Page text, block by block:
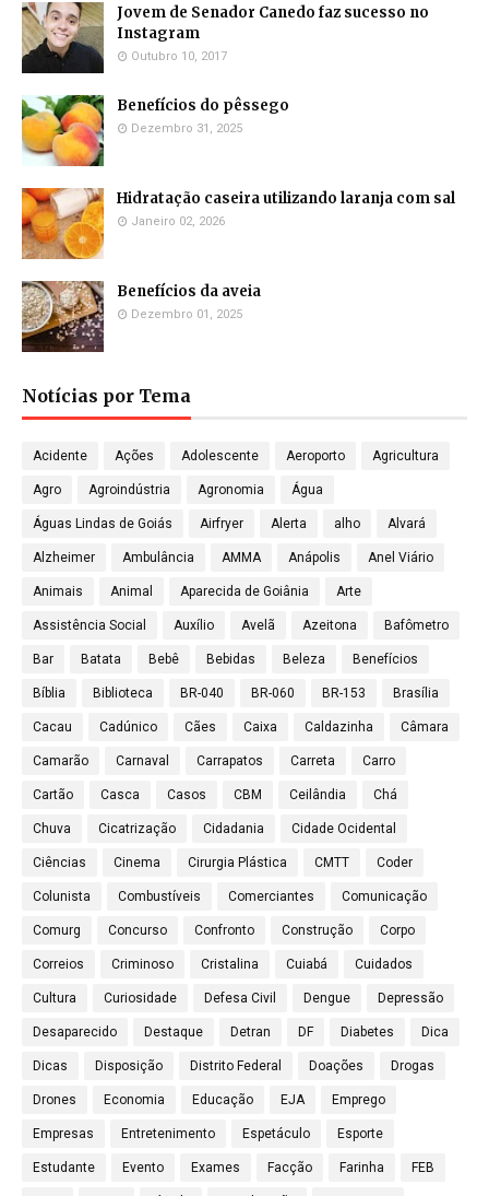
Jovem de Senador Canedo faz sucesso no
Instagram
Outubro 10, 2017
Benefícios do pêssego
Dezembro 31, 2025
Hidratação caseira utilizando laranja com sal
Janeiro 02, 2026
Benefícios da aveia
Dezembro 01, 2025
Notícias por Tema
Acidente Ações Adolescente Aeroporto Agricultura
Agro Agroindústria Agronomia Água
Águas Lindas de Goiás Airfryer Alerta alho Alvará
Alzheimer Ambulância AMMA Anápolis Anel Viário
Animais Animal Aparecida de Goiânia Arte
Assistência Social Auxílio Avelã Azeitona Bafômetro
Bar Batata Bebê Bebidas Beleza Benefícios
Bíblia Biblioteca BR-040 BR-060 BR-153 Brasília
Cacau Cadúnico Cães Caixa Caldazinha Câmara
Camarão Carnaval Carrapatos Carreta Carro
Cartão Casca Casos CBM Ceilândia Chá
Chuva Cicatrização Cidadania Cidade Ocidental
Ciências Cinema Cirurgia Plástica CMTT Coder
Colunista Combustíveis Comerciantes Comunicação
Comurg Concurso Confronto Construção Corpo
Correios Criminoso Cristalina Cuiabá Cuidados
Cultura Curiosidade Defesa Civil Dengue Depressão
Desaparecido Destaque Detran DF Diabetes Dica
Dicas Disposição Distrito Federal Doações Drogas
Drones Economia Educação EJA Emprego
Empresas Entretenimento Espetáculo Esporte
Estudante Evento Exames Facção Farinha FEB